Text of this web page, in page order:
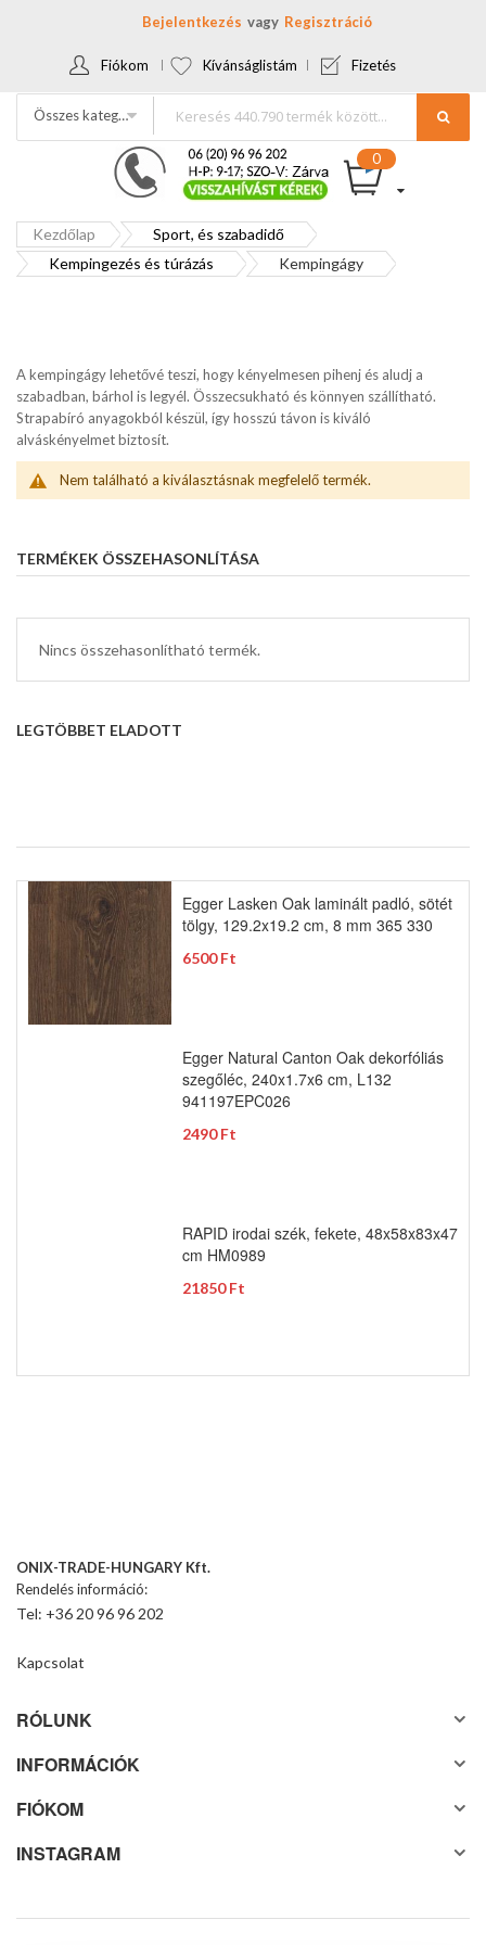
Bejelentkezés Regisztráció
Fiókom Kívánságlistám Fizetés
Összes kategória
Kezdőlap
Sport, és szabadidő
Kempingezés és túrázás
Kempingágy
A kempingágy lehetővé teszi, hogy kényelmesen pihenj és aludj a
szabadban, bárhol is legyél. Összecsukható és könnyen szállítható.
Strapabíró anyagokból készül, így hosszú távon is kiváló
alváskényelmet biztosít.
Nem található a kiválasztásnak megfelelő termék.
TERMÉKEK ÖSSZEHASONLÍTÁSA
Nincs összehasonlítható termék.
LEGTÖBBET ELADOTT
Egger Lasken Oak laminált padló, sötét
tölgy, 129.2x19.2 cm, 8 mm 365 330
6500 Ft
Egger Natural Canton Oak dekorfóliás
szegőléc, 240x1.7x6 cm, L132
941197EPC026
2490 Ft
RAPID irodai szék, fekete, 48x58x83x47
cm HM0989
21850 Ft
ONIX-TRADE-HUNGARY Kft.
Rendelés információ:
Tel: +36 20 96 96 202
Kapcsolat
RÓLUNK
INFORMÁCIÓK
FIÓKOM
INSTAGRAM